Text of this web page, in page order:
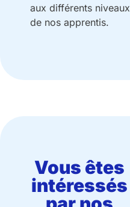
aux différents niveaux
de nos apprentis.
Vous êtes
intéressés